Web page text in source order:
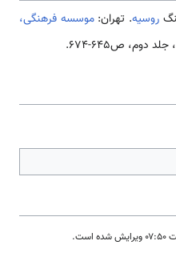
روسیه. تهران:موسسه فرهنگی،
، جلد دوم، ص645-674.